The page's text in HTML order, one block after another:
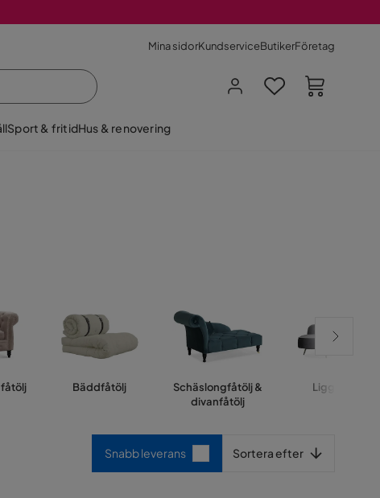
Mina sidorKundserviceButikerFöretag
Sport & fritidHus & renovering
Bäddfåtölj
Schäslongfåtölj &
divanfåtölj
Liggfåtölj
Snabb leverans Sortera efter